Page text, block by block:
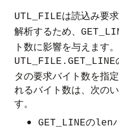
UTL_FILEは読込み要
解析するため、
ト数に影響を与えます。
UTL_FILE.GET_LINE
タの要求バイト数を指
れるバイト数は、次の
す。
GET_LINEのlen